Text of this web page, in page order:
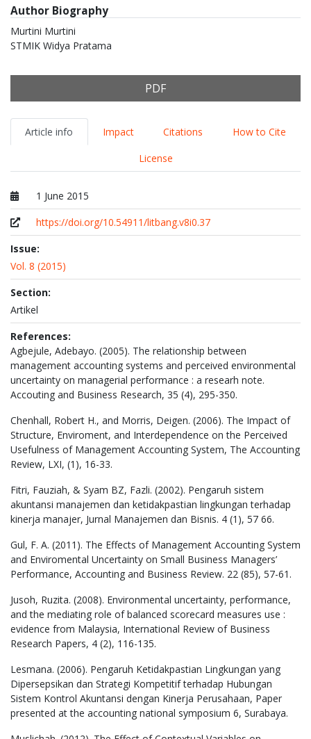
Author Biography
Murtini Murtini
STMIK Widya Pratama
PDF
Article info Impact Citations
How to Cite
License
Published at
1 June 2015
https://doi.org/10.54911/litbang.v8i0.37
Issue:
Vol. 8 (2015)
Section:
Artikel
References:
Agbejule, Adebayo. (2005). The relationship between
management accounting systems and perceived environmental
uncertainty on managerial performance : a researh note.
Accouting and Business Research, 35 (4), 295-350.
Chenhall, Robert H., and Morris, Deigen. (2006). The Impact of
Structure, Enviroment, and Interdependence on the Perceived
Usefulness of Management Accounting System, The Accounting
Review, LXI, (1), 16-33.
Fitri, Fauziah, & Syam BZ, Fazli. (2002). Pengaruh sistem
akuntansi manajemen dan ketidakpastian lingkungan terhadap
kinerja manajer, Jurnal Manajemen dan Bisnis. 4 (1), 57 66.
Gul, F. A. (2011). The Effects of Management Accounting System
and Enviromental Uncertainty on Small Business Managers’
Performance, Accounting and Business Review. 22 (85), 57-61.
Jusoh, Ruzita. (2008). Environmental uncertainty, performance,
and the mediating role of balanced scorecard measures use :
evidence from Malaysia, International Review of Business
Research Papers, 4 (2), 116-135.
Lesmana. (2006). Pengaruh Ketidakpastian Lingkungan yang
Dipersepsikan dan Strategi Kompetitif terhadap Hubungan
Sistem Kontrol Akuntansi dengan Kinerja Perusahaan, Paper
presented at the accounting national symposium 6, Surabaya.